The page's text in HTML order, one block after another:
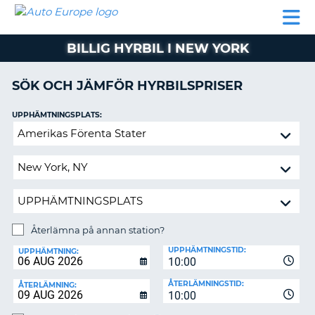
HYRBIL
HYRA
PARTNER
AUTO
EUROPE
HYRBIL
HYRA
MIN
MEDLEMSINFORMATION
BOKNING
SVERIGE
BILLIG HYRBIL I NEW YORK
SÖK OCH JÄMFÖR HYRBILSPRISER
Återlämna
annan
UPPHÄMTNINGSPLATS:
Återlämna på annan station?
UPPHÄMTNING:
10:00
UPPHÄMTNINGSTID:
ÅTERLÄMNING:
10:00
ÅTERLÄMNINGSTID: